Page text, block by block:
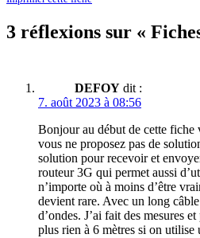
3 réflexions sur «
DEFOY dit :
7. août 2023 à 08:56
Bonjour au début de cette fiche
vous ne proposez pas de
solution pour recevoir et
routeur 3G qui permet aussi
n’importe où à moins d’être
devient rare. Avec un long
d’ondes. J’ai fait des mesures
plus rien à 6 mètres si on utilise